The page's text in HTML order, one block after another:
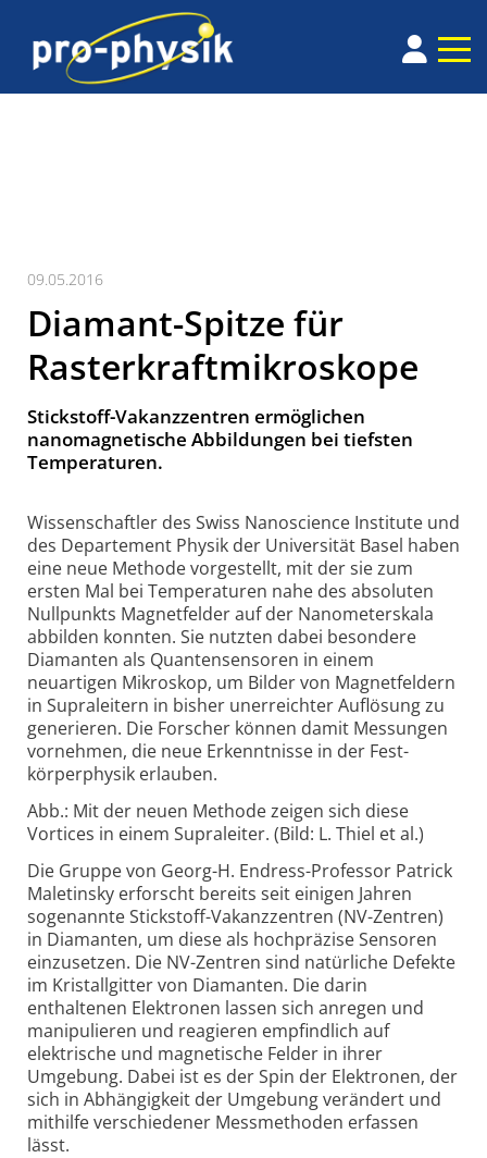
09.05.2016
Diamant-Spitze für
Rasterkraftmikroskope
Stickstoff-Vakanzzentren ermöglichen
nanomagnetische Abbildungen bei tiefsten
Temperaturen.
Wissenschaftler des Swiss Nanoscience Institute und
des Departement Physik der Universität Basel haben
eine neue Methode vorgestellt, mit der sie zum
ersten Mal bei Temperaturen nahe des absoluten
Nullpunkts Magnet­felder auf der Nanometer­skala
abbilden konnten. Sie nutzten dabei besondere
Diamanten als Quanten­sensoren in einem
neuartigen Mikroskop, um Bilder von Magnet­feldern
in Supra­leitern in bisher unerreichter Auflösung zu
generieren. Die Forscher können damit Messungen
vornehmen, die neue Erkenntnisse in der Fest­
körper­physik erlauben.
Abb.: Mit der neuen Methode zeigen sich diese
Vortices in einem Supraleiter. (Bild: L. Thiel et al.)
Die Gruppe von Georg-H. Endress-Professor Patrick
Maletinsky erforscht bereits seit einigen Jahren
sogenannte Stick­stoff-Vakanz­zentren (NV-Zentren)
in Diamanten, um diese als hoch­präzise Sensoren
einzusetzen. Die NV-Zentren sind natürliche Defekte
im Kristall­gitter von Diamanten. Die darin
enthaltenen Elektronen lassen sich anregen und
manipulieren und reagieren empfindlich auf
elektrische und magnetische Felder in ihrer
Umgebung. Dabei ist es der Spin der Elektronen, der
sich in Abhängigkeit der Umgebung verändert und
mithilfe verschiedener Messmethoden erfassen
lässt.